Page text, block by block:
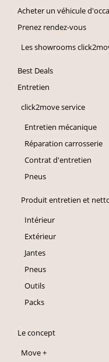
Acheter un véhicule
Prenez rendez-vous
Les showrooms
Best Deals
Entretien
click2move service
Entretien mécanique
Réparation carrosserie
Contrat d'entretien
Pneus
Produit entretien et
Intérieur
Extérieur
Jantes
Pneus
Outils
Packs
Le concept
Move +